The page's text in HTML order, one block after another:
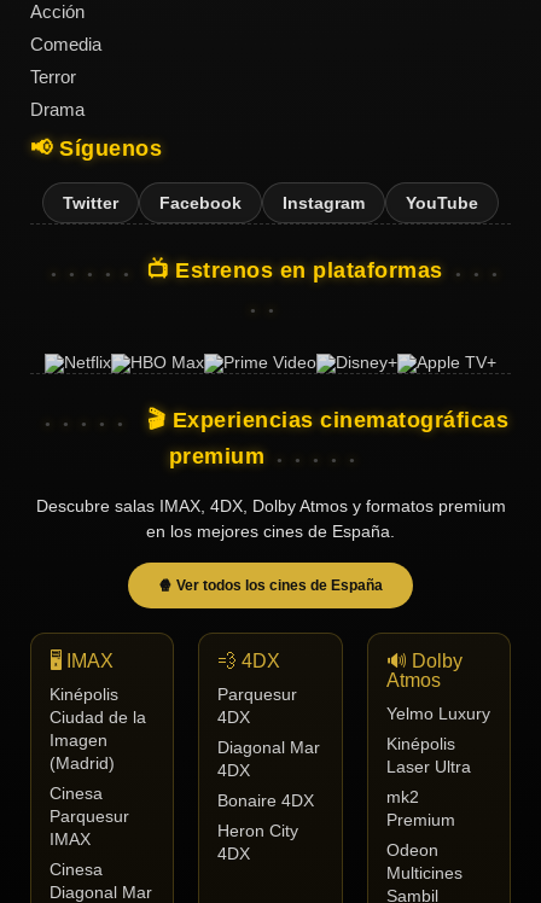
Acción
Comedia
Terror
Drama
📢 Síguenos
Twitter Facebook Instagram YouTube
📺 Estrenos en plataformas
🎬 Experiencias cinematográficas
premium
Descubre salas IMAX, 4DX, Dolby Atmos y formatos premium
en los mejores cines de España.
🍿 Ver todos los cines de España
🖥️ IMAX
Kinépolis
Ciudad de la
Imagen
(Madrid)
Cinesa
Parquesur
IMAX
Cinesa
Diagonal Mar
💨 4DX
Parquesur
4DX
Diagonal Mar
4DX
Bonaire 4DX
Heron City
4DX
🔊 Dolby
Atmos
Yelmo Luxury
Kinépolis
Laser Ultra
mk2
Premium
Odeon
Multicines
Sambil